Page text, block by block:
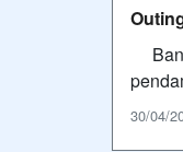
30/04/